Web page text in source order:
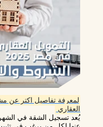
لمعرفة تفاصيل اكتر عن
العقاري
يُعد تسجيل الشقة في